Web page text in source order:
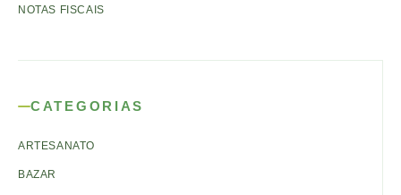
NOTAS FISCAIS
CATEGORIAS
ARTESANATO
BAZAR